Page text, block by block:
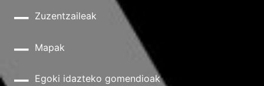
Zuzentzaileak
Mapak
Egoki idazteko gomendioak